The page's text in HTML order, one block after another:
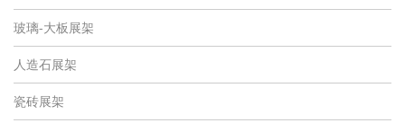
玻璃-大板展架
人造石展架
瓷砖展架